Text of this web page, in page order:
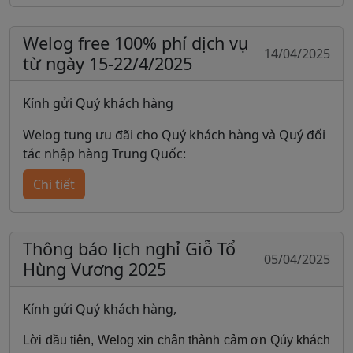
30/4/2025 (thứ Tư) đến hết ngày 01/5/2024 (thứ
Năm). Ngày 02/5/2025 (thứ Sáu) bắt đầu khám
bệnh lại bình thường.
Kính mong quý khách hàng lưu ý để sắp xếp thời
Welog free 100% phí dịch vụ
từ ngày 15-22/4/2025
14/04/2025
Kính gửi Quý khách hàng
Welog tung ưu đãi cho Quý khách hàng và Quý đối
tác nhập hàng Trung Quốc:
💐 Áp dụng từ: 15/04 tới 22/04/2025
Mọi thông tin về chương trình khuyến mãi, Quý
khách xin vui lòng liên hệ về Welog qua
Chi tiết
Thông báo lịch nghỉ Giỗ Tổ
Hùng Vương 2025
05/04/2025
Kính gửi Quý khách hàng,
Lời đầu tiên, Welog xin chân thành cảm ơn Qúy khách